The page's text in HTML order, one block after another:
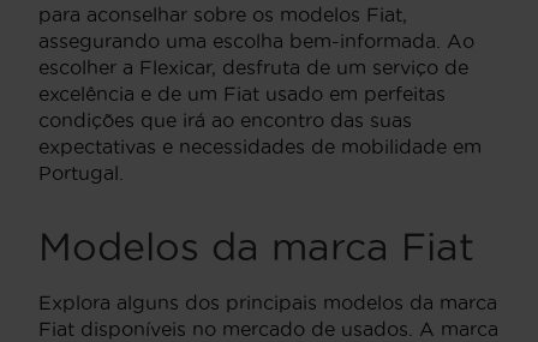
para aconselhar sobre os modelos Fiat,
assegurando uma escolha bem-informada. Ao
escolher a Flexicar, desfruta de um serviço de
excelência e de um Fiat usado em perfeitas
condições que irá ao encontro das suas
expectativas e necessidades de mobilidade em
Portugal.
Modelos da marca Fiat
Explora alguns dos principais modelos da marca
Fiat disponíveis no mercado de usados. A marca